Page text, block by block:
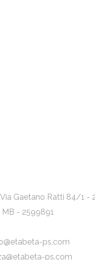
Gaetano Ratti 84/1 -
MB - 2599891
ps.com
ps.com